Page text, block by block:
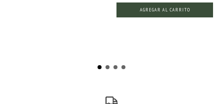
AGREGAR AL CARRITO